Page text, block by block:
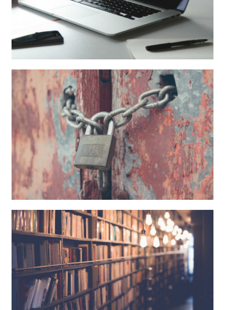
Adecuación LSSICE